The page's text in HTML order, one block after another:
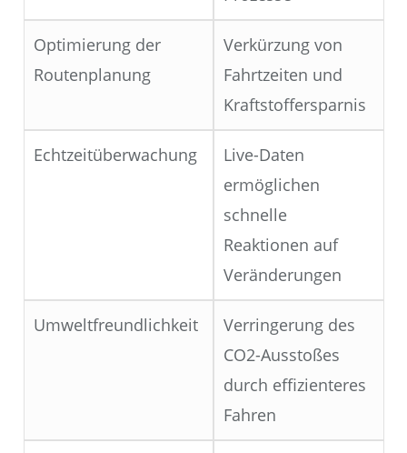
Optimierung der
Routenplanung
Verkürzung von
Fahrtzeiten und
Kraftstoffersparnis
Echtzeitüberwachung
Live-Daten
ermöglichen
schnelle
Reaktionen auf
Veränderungen
Umweltfreundlichkeit
Verringerung des
CO2-Ausstoßes
durch effizienteres
Fahren